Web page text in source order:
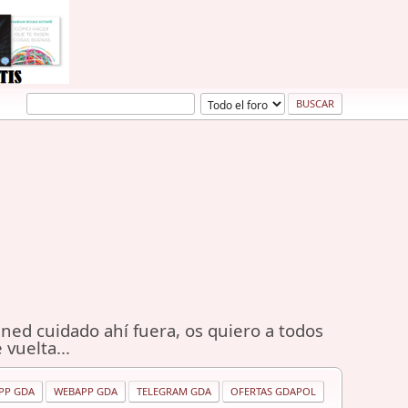
cuidado ahí fuera, os quiero a todos
vuelta...
GDA WEBAPP GDA TELEGRAM GDA OFERTAS GDAPOL